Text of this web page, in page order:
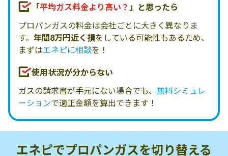
「平均ガス料金より高い？」と思ったら
プロパンガスの料金は会社ごとに大きく異なりま
す。 年間8万円近く損をしている可能性もあるため、
まずはエネピに相談を！
使用状況が分からない
ガスの請求書が手元にない場合でも、 無料シミュレ
ーションで適正金額を算出できます！
エネピでプロパンガスを切り替える